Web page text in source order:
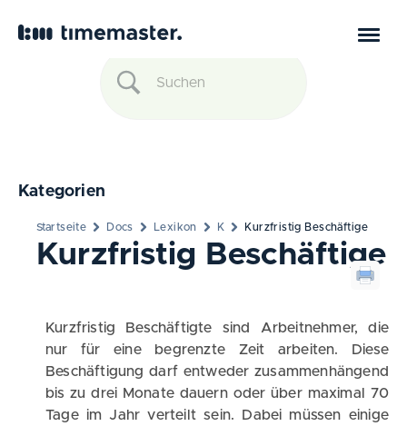
Kategorien
Startseite Docs Lexikon K Kurzfristig Beschäftige
Kurzfristig Beschäftige
Kurzfristig Beschäftigte sind Arbeitnehmer, die
nur für eine begrenzte Zeit arbeiten. Diese
Beschäftigung darf entweder zusammenhängend
bis zu drei Monate dauern oder über maximal 70
Tage im Jahr verteilt sein. Dabei müssen einige